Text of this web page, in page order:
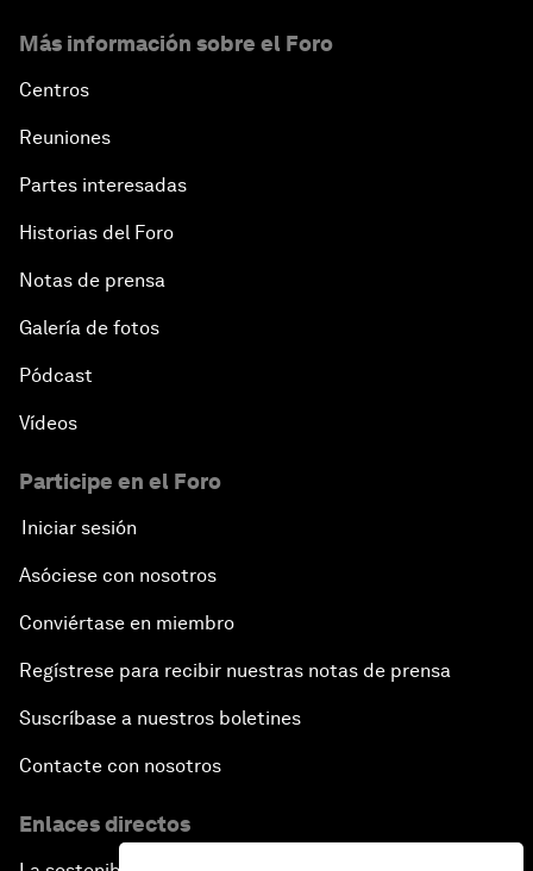
Más información sobre el Foro
Centros
Reuniones
Partes interesadas
Historias del Foro
Notas de prensa
Galería de fotos
Pódcast
Vídeos
Participe en el Foro
Iniciar sesión
Asóciese con nosotros
Conviértase en miembro
Regístrese para recibir nuestras notas de prensa
Suscríbase a nuestros boletines
Contacte con nosotros
Enlaces directos